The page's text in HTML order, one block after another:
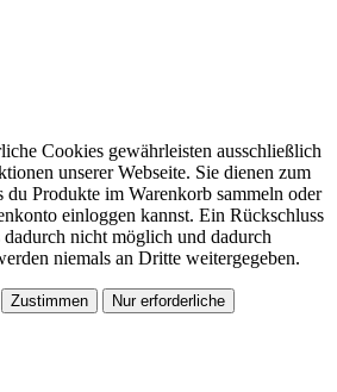
Cookies gewährleisten ausschließlich
unserer Webseite. Sie dienen zum
du Produkte im Warenkorb sammeln oder
einloggen kannst. Ein Rückschluss
nicht möglich und dadurch
niemals an Dritte weitergegeben.
Zustimmen Nur erforderliche